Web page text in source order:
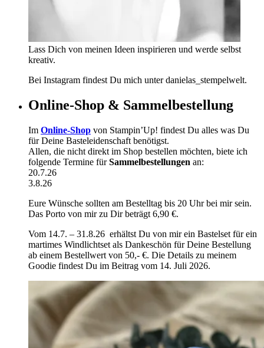
Lass Dich von meinen Ideen inspirieren und werde selbst
kreativ.
Bei Instagram findest Du mich unter danielas_stempelwelt.
Online-Shop & Sammelbestellung
Im Online-Shop von Stampin’Up! findest Du alles was Du
für Deine Basteleidenschaft benötigst.
Allen, die nicht direkt im Shop bestellen möchten, biete ich
folgende Termine fürSammelbestellungen an:
20.7.26
3.8.26
Eure Wünsche sollten am Bestelltag bis 20 Uhr bei mir sein.
Das Porto von mir zu Dir beträgt 6,90 €.
Vom 14.7. – 31.8.26 erhältst Du von mir ein Bastelset für ein
martimes Windlichtset als Dankeschön für Deine Bestellung
ab einem Bestellwert von 50,- €. Die Details zu meinem
Goodie findest Du im Beitrag vom 14. Juli 2026.